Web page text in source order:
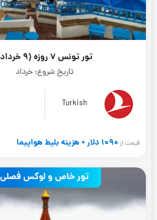
تور تونس 7 روزه (9 خرداد)
تاریخ شروع: خرداد
Turkish
قیمت از 1090 دلار + هزینه بلیط هواپیما
تور خاص و لوکس فصلی